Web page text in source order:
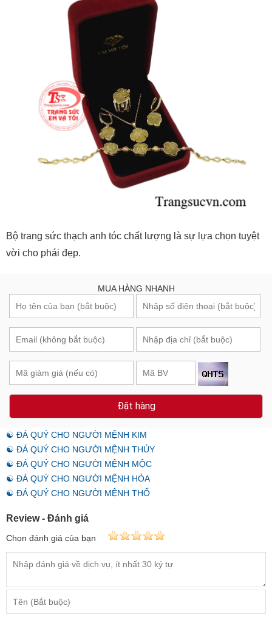
Bộ trang sức thạch anh tóc chất lượng là sự lựa chọn tuyệt
vời cho phái đẹp.
MUA HÀNG NHANH
Đặt hàng
☯ ĐÁ QUÝ CHO NGƯỜI MỆNH KIM
☯ ĐÁ QUÝ CHO NGƯỜI MỆNH THỦY
☯ ĐÁ QUÝ CHO NGƯỜI MỆNH MỘC
☯ ĐÁ QUÝ CHO NGƯỜI MỆNH HỎA
☯ ĐÁ QUÝ CHO NGƯỜI MỆNH THỔ
Review - Đánh giá
Chọn đánh giá của bạn